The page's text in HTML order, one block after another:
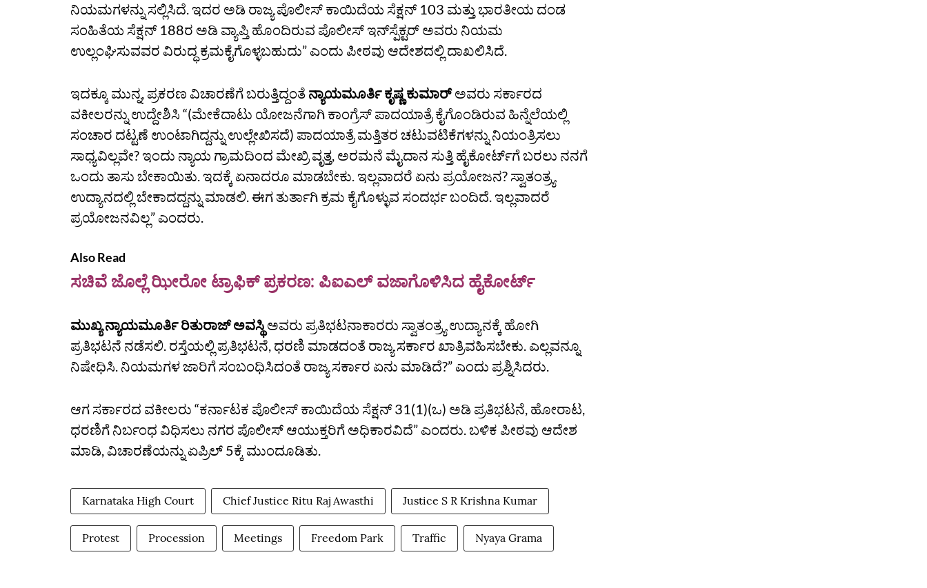
ನಿಯಮಗಳನ್ನು ಸಲ್ಲಿಸಿದೆ. ಇದರ ಅಡಿ ರಾಜ್ಯ ಪೊಲೀಸ್‌ ಕಾಯಿದೆಯ ಸೆಕ್ಷನ್‌ 103 ಮತ್ತು ಭಾರತೀಯ ದಂಡ
ಸಂಹಿತೆಯ ಸೆಕ್ಷನ್‌ 188ರ ಅಡಿ ವ್ಯಾಪ್ತಿ ಹೊಂದಿರುವ ಪೊಲೀಸ್‌ ಇನ್‌ಸ್ಪೆಕ್ಟರ್‌ ಅವರು ನಿಯಮ
ಉಲ್ಲಂಘಿಸುವವರ ವಿರುದ್ಧ ಕ್ರಮಕೈಗೊಳ್ಳಬಹುದು” ಎಂದು ಪೀಠವು ಆದೇಶದಲ್ಲಿ ದಾಖಲಿಸಿದೆ.
ಇದಕ್ಕೂ ಮುನ್ನ, ಪ್ರಕರಣ ವಿಚಾರಣೆಗೆ ಬರುತ್ತಿದ್ದಂತೆ ನ್ಯಾಯಮೂರ್ತಿ ಕೃಷ್ಣ ಕುಮಾರ್‌ಅವರು ಸರ್ಕಾರದ
ವಕೀಲರನ್ನು ಉದ್ದೇಶಿಸಿ “(ಮೇಕೆದಾಟು ಯೋಜನೆಗಾಗಿ ಕಾಂಗ್ರೆಸ್‌ ಪಾದಯಾತ್ರೆ ಕೈಗೊಂಡಿರುವ ಹಿನ್ನೆಲೆಯಲ್ಲಿ
ಸಂಚಾರ ದಟ್ಟಣೆ ಉಂಟಾಗಿದ್ದನ್ನು ಉಲ್ಲೇಖಿಸದೆ) ಪಾದಯಾತ್ರೆ ಮತ್ತಿತರ ಚಟುವಟಿಕೆಗಳನ್ನು ನಿಯಂತ್ರಿಸಲು
ಸಾಧ್ಯವಿಲ್ಲವೇ? ಇಂದು ನ್ಯಾಯ ಗ್ರಾಮದಿಂದ ಮೇಖ್ರಿ ವೃತ್ತ, ಅರಮನೆ ಮೈದಾನ ಸುತ್ತಿ ಹೈಕೋರ್ಟ್‌ಗೆ ಬರಲು ನನಗೆ
ಒಂದು ತಾಸು ಬೇಕಾಯಿತು. ಇದಕ್ಕೆ ಏನಾದರೂ ಮಾಡಬೇಕು. ಇಲ್ಲವಾದರೆ ಏನು ಪ್ರಯೋಜನ? ಸ್ವಾತಂತ್ರ್ಯ
ಉದ್ಯಾನದಲ್ಲಿ ಬೇಕಾದದ್ದನ್ನು ಮಾಡಲಿ. ಈಗ ತುರ್ತಾಗಿ ಕ್ರಮ ಕೈಗೊಳ್ಳುವ ಸಂದರ್ಭ ಬಂದಿದೆ. ಇಲ್ಲವಾದರೆ
ಪ್ರಯೋಜನವಿಲ್ಲ” ಎಂದರು.
Also Read
ಸಚಿವೆ ಜೊಲ್ಲೆ ಝೀರೋ ಟ್ರಾಫಿಕ್ ಪ್ರಕರಣ: ಪಿಐಎಲ್ ವಜಾಗೊಳಿಸಿದ ಹೈಕೋರ್ಟ್‌
ಮುಖ್ಯ ನ್ಯಾಯಮೂರ್ತಿ ರಿತುರಾಜ್‌ ಅವಸ್ಥಿ ಅವರು ಪ್ರತಿಭಟನಾಕಾರರು ಸ್ವಾತಂತ್ರ್ಯ ಉದ್ಯಾನಕ್ಕೆ ಹೋಗಿ
ಪ್ರತಿಭಟನೆ ನಡೆಸಲಿ. ರಸ್ತೆಯಲ್ಲಿ ಪ್ರತಿಭಟನೆ, ಧರಣಿ ಮಾಡದಂತೆ ರಾಜ್ಯ ಸರ್ಕಾರ ಖಾತ್ರಿವಹಿಸಬೇಕು. ಎಲ್ಲವನ್ನೂ
ನಿಷೇಧಿಸಿ. ನಿಯಮಗಳ ಜಾರಿಗೆ ಸಂಬಂಧಿಸಿದಂತೆ ರಾಜ್ಯ ಸರ್ಕಾರ ಏನು ಮಾಡಿದೆ?” ಎಂದು ಪ್ರಶ್ನಿಸಿದರು.
ಆಗ ಸರ್ಕಾರದ ವಕೀಲರು “ಕರ್ನಾಟಕ ಪೊಲೀಸ್‌ ಕಾಯಿದೆಯ ಸೆಕ್ಷನ್‌ 31(1)(ಒ) ಅಡಿ ಪ್ರತಿಭಟನೆ, ಹೋರಾಟ,
ಧರಣಿಗೆ ನಿರ್ಬಂಧ ವಿಧಿಸಲು ನಗರ ಪೊಲೀಸ್‌ ಆಯುಕ್ತರಿಗೆ ಅಧಿಕಾರವಿದೆ” ಎಂದರು. ಬಳಿಕ ಪೀಠವು ಆದೇಶ
ಮಾಡಿ, ವಿಚಾರಣೆಯನ್ನು ಏಪ್ರಿಲ್‌ 5ಕ್ಕೆ ಮುಂದೂಡಿತು.
Karnataka High Court Chief Justice Ritu Raj Awasthi Justice S R Krishna Kumar
Protest Procession Meetings Freedom Park Traffic Nyaya Grama